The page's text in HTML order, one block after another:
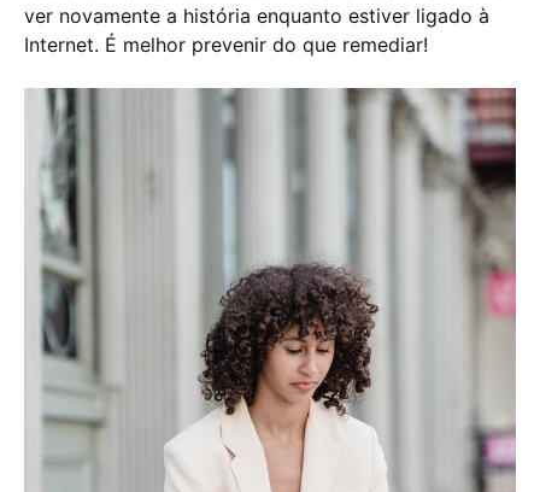
ver novamente a história enquanto estiver ligado à
Internet. É melhor prevenir do que remediar!